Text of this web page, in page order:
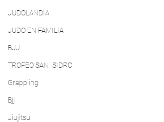
JUDOLANDIA
JUDO EN FAMILIA
BJJ
TROFEO SAN ISIDRO
Grappling
Bjj
Jiujitsu